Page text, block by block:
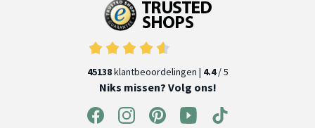
45138klantbeoordelingen | 4.4/ 5
Niks missen? Volg ons!